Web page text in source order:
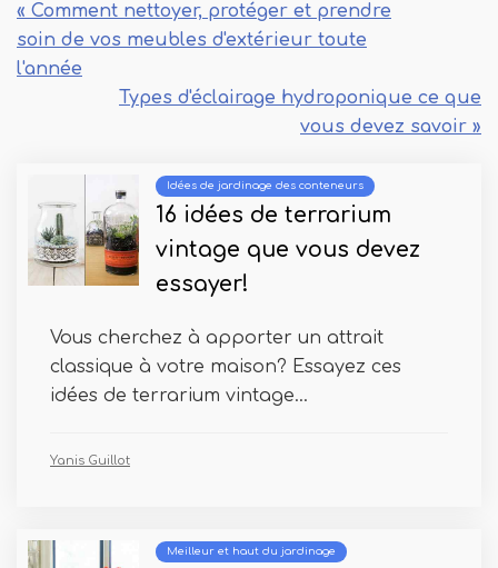
« Comment nettoyer, protéger et prendre
soin de vos meubles d'extérieur toute
l'année
Types d'éclairage hydroponique ce que
vous devez savoir »
Idées de jardinage des conteneurs
16 idées de terrarium
vintage que vous devez
essayer!
Vous cherchez à apporter un attrait
classique à votre maison? Essayez ces
idées de terrarium vintage...
Yanis Guillot
Meilleur et haut du jardinage